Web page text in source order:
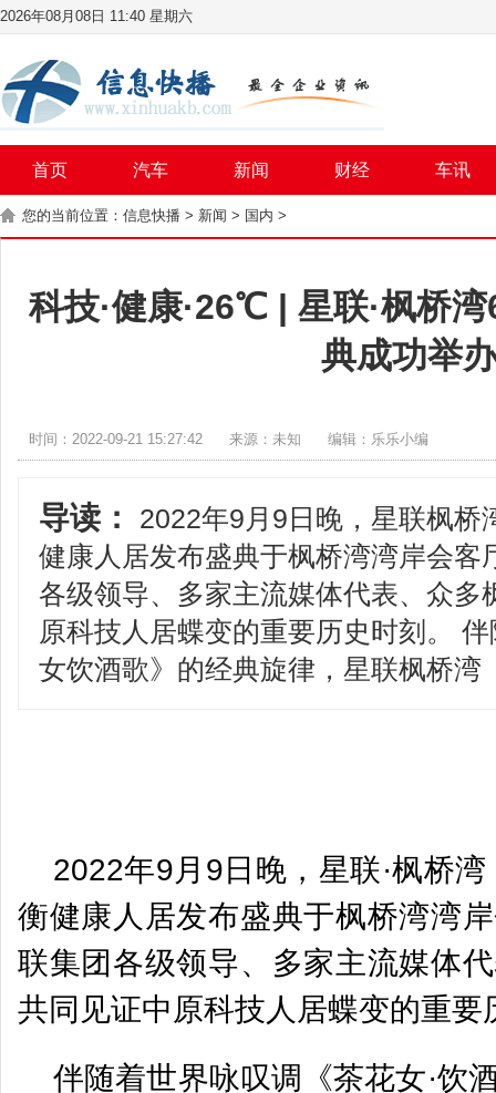
2026年08月08日 11:40 星期六
首页 汽车 新闻 财经 车讯
您的当前位置： 信息快播 > 新闻 > 国内 >
科技·健康·26℃ | 星联·枫桥
典成功举
时间：2022-09-21 15:27:42 来源：未知 编辑：乐乐小编
导读：
2022年9月9日晚，星联枫
健康人居发布盛典于枫桥湾湾岸会客
各级领导、多家主流媒体代表、众多
原科技人居蝶变的重要历史时刻。
女饮酒歌》的经典旋律，星联枫桥湾
2022年9月9日晚，星联·枫桥
衡健康人居发布盛典于枫桥湾湾
联集团各级领导、多家主流媒体
共同见证中原科技人居蝶变的重要
伴随着世界咏叹调《茶花女·饮